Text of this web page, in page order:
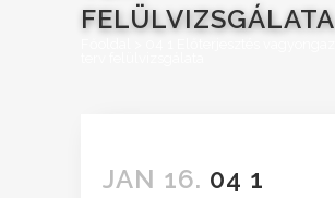
FELÜLVIZSGÁLATA
JAN 16. 04 1